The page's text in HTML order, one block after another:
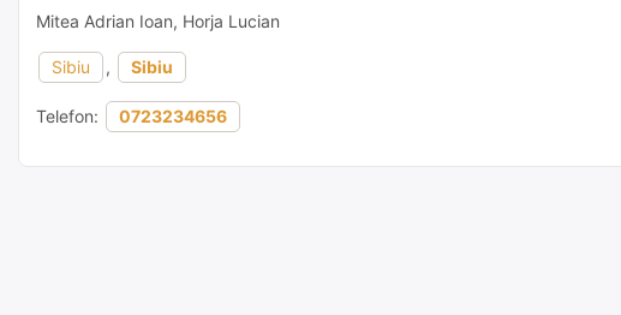
Mitea Adrian Ioan, Horja Lucian
Sibiu , Sibiu
Telefon: 0723234656